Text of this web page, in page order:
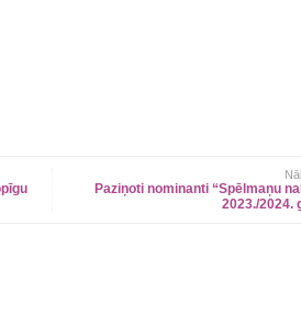
Paziņoti nominanti “Spēlmaņu
2023./2024.